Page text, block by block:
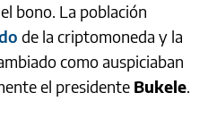
bono. La población
de la criptomoneda y la
como auspiciaban
el presidente Bukele.